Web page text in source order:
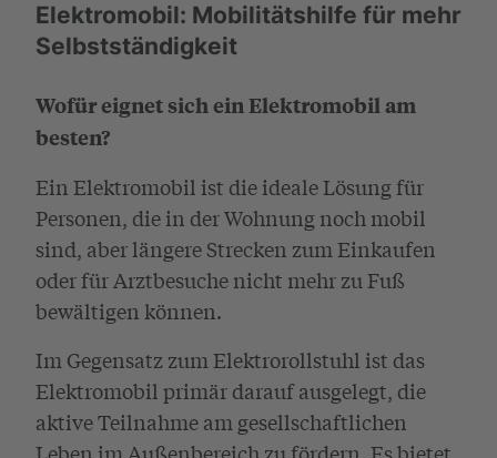
Elektromobil: Mobilitätshilfe für mehr
Selbstständigkeit
Wofür eignet sich ein Elektromobil am
besten?
Ein Elektromobil ist die ideale Lösung für
Personen, die in der Wohnung noch mobil
sind, aber längere Strecken zum Einkaufen
oder für Arztbesuche nicht mehr zu Fuß
bewältigen können.
Im Gegensatz zum Elektrorollstuhl ist das
Elektromobil primär darauf ausgelegt, die
aktive Teilnahme am gesellschaftlichen